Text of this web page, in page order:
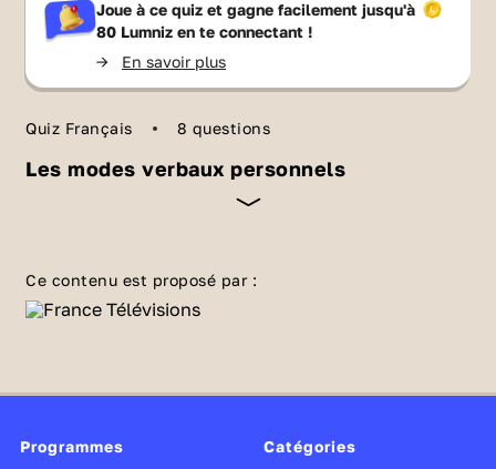
Joue à ce quiz et gagne facilement jusqu'à
80 Lumniz en te connectant !
-> En savoir plus
Quiz Français 8 questions
Les modes verbaux personnels
personnels. Quèsaco? 🤔 Ils se conjuguent
avec une personne ! Il s'agit de l'
notions de conjugaison.
modes verbaux impersonnels.
Ce contenu est proposé par :
Programmes Catégories